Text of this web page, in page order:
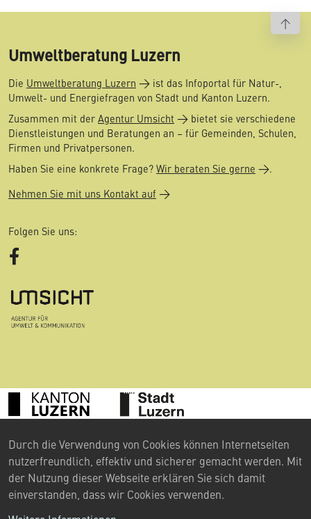
Umweltberatung Luzern
Die Umweltberatung Luzern
ist das Infoportal für Natur-,
Umwelt- und Energiefragen von Stadt und Kanton Luzern.
Zusammen mit der Agentur Umsicht
bietet sie verschiedene
Dienstleistungen und Beratungen an – für Gemeinden, Schulen,
Firmen und Privatpersonen.
Haben Sie eine konkrete Frage? Wir beraten Sie gerne
.
Nehmen Sie mit uns Kontakt auf
Folgen Sie uns:
©2024 Umweltberatung Luzern
Kontakt
Impressum
Durch die Verwendung von Cookies können Internetseiten
nutzerfreundlich, effektiv und sicherer gemacht werden. Mit
der Nutzung dieser Webseite erklären Sie sich damit
einverstanden, dass wir Cookies verwenden.